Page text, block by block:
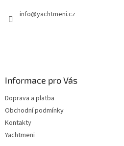
info@yachtmeni.cz
Informace pro Vás
Doprava a platba
Obchodní podmínky
Kontakty
Yachtmeni